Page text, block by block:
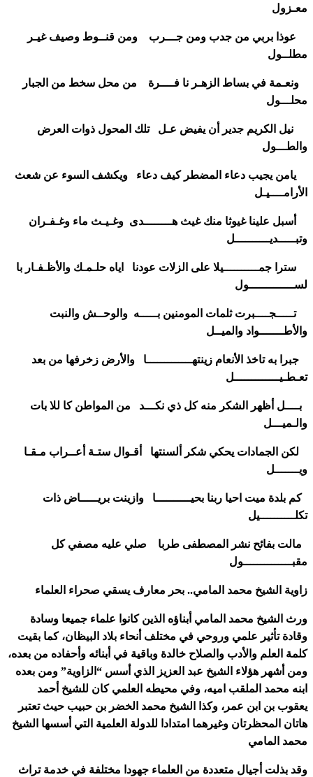
معـزول
عوذا بربي من جدب ومن جـــرب ومن قنــوط وصيف غيـر
مطلــول
ونعـمة في بساط الزهـر نا فــــرة من محل سخط من الجبار
محلـــول
نيل الكريم جدير أن يفيض عـل تلك المحول ذوات العرض
والطـــول
يامن يجيب دعاء المضطر كيف دعاء ويكشف السوء عن شعث
الأرامــــيـل
أسبل علينا غيوثا منك غيث هــــــــدى وغـيـث ماء وغـفـران
وتبـــــديــــــــــل
سترا جمــــــــــيلا على الزلات عودنا اياه حلـمـك والأظـفـار با
لســـــــــــــول
تـــــجــــبرت ثلمات المومنين بـــــه والوحــش والنبت
والأطـــــــواد والميــل
جبرا به تاخذ الأنعام زينتهـــــــــــــا والأرض زخرفها من بعد
تعـطـيـــــــــــــل
بــــل أظهر الشكر منه كل ذي نكـــد من المواطن كا للا بات
والـميـــل
لكن الجمادات يحكي شكر ألسنتها أقـوال ستـة أعــراب مـقـا
ويـــــــل
كم بلدة ميت احيا ربنا بحيــــــــــا وازينت بريـــــاض ذات
تكلــــــــــيل
مالت بفائح نشر المصطفى طربا صلي عليه مصفي كل
مقبــــــــــــــول
زاوية الشيخ محمد المامي.. بحر معارف يسقي صحراء العلماء
ورث الشيخ محمد المامي أبناؤه الذين كانوا علماء جميعا وسادة
وقادة تأثير علمي وروحي في مختلف أنحاء بلاد البيظان، كما بقيت
كلمة العلم والأدب والصلاح خالدة وباقية في أبنائه وأحفاده من بعده،
ومن أشهر هؤلاء الشيخ عبد العزيز الذي أسس “الزاوية” ومن بعده
ابنه محمد الملقب اميه، وفي محيطه العلمي كان للشيخ أحمد
يعقوب بن ابن عمر، وكذا الشيخ محمد الخضر بن حبيب حيث تعتبر
هاتان المحظرتان وغيرهما امتدادا للدولة العلمية التي أسسها الشيخ
محمد المامي
وقد بذلت أجيال متعددة من العلماء جهودا مختلفة في خدمة تراث